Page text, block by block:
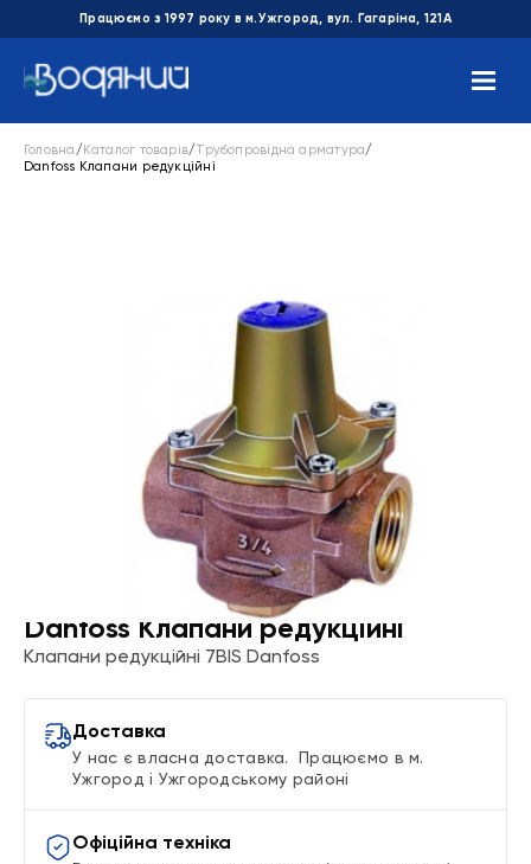
Працюємо з 1997 року в м.Ужгород, вул. Гагаріна, 121А
Головна / Каталог товарів/Трубопровідна арматура/
Danfoss Клапани редукційні
Danfoss Клапани редукційні
Клапани редукційні 7BIS Danfoss
Доставка
У нас є власна доставка. Працюємо в м.
Ужгород і Ужгородському районі
Офіційна техніка